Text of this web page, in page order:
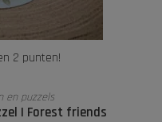
2 punten!
en puzzels
I Forest friends